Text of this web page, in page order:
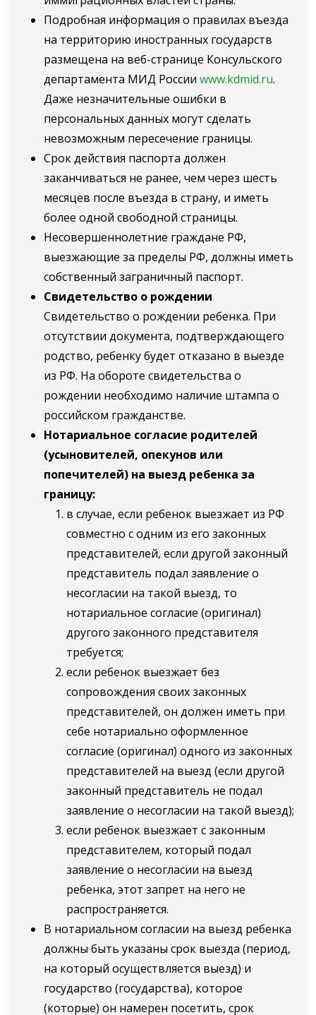
Подробная информация о правилах въезда
на территорию иностранных государств
размещена на веб-странице Консульского
департамента МИД России www.kdmid.ru.
Даже незначительные ошибки в
персональных данных могут сделать
невозможным пересечение границы.
Срок действия паспорта должен
заканчиваться не ранее, чем через шесть
месяцев после въезда в страну, и иметь
более одной свободной страницы.
Несовершеннолетние граждане РФ,
выезжающие за пределы РФ, должны иметь
собственный заграничный паспорт.
Свидетельство о рождении
Свидетельство о рождении ребенка. При
отсутствии документа, подтверждающего
родство, ребенку будет отказано в выезде
из РФ. На обороте свидетельства о
рождении необходимо наличие штампа о
российском гражданстве.
Нотариальное согласие родителей
(усыновителей, опекунов или
попечителей) на выезд ребенка за
границу:
в случае, если ребенок выезжает из РФ
совместно с одним из его законных
представителей, если другой законный
представитель подал заявление о
несогласии на такой выезд, то
нотариальное согласие (оригинал)
другого законного представителя
требуется;
если ребенок выезжает без
сопровождения своих законных
представителей, он должен иметь при
себе нотариально оформленное
согласие (оригинал) одного из законных
представителей на выезд (если другой
законный представитель не подал
заявление о несогласии на такой выезд);
если ребенок выезжает с законным
представителем, который подал
заявление о несогласии на выезд
ребенка, этот запрет на него не
распространяется.
В нотариальном согласии на выезд ребенка
должны быть указаны срок выезда (период,
на который осуществляется выезд) и
государство (государства), которое
(которые) он намерен посетить, срок